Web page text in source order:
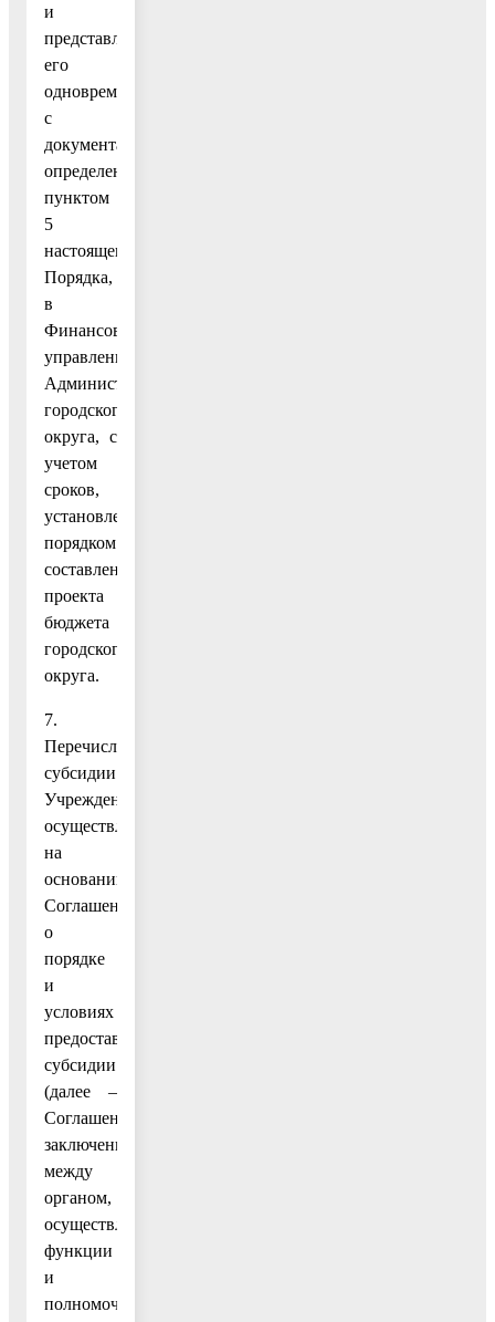
и
представляет
его
одновременно
с
документами,
определенными
пунктом
5
настоящего
Порядка,
в
Финансовое
управление
Администрации
городского
округа, с
учетом
сроков,
установленных
порядком
составления
проекта
бюджета
городского
округа.
7.
Перечисление
субсидии
Учреждению
осуществляется
на
основании
Соглашения
о
порядке
и
условиях
предоставления
субсидии
(далее –
Соглашение),
заключенного
между
органом,
осуществляющим
функции
и
полномочия